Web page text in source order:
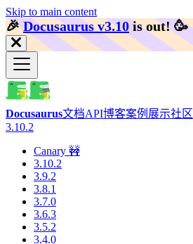
Skip to main content
🎉️Docusaurus v3.10 is out! 🥳️
Docusaurus文档API博客案例展示社区
3.10.2
Canary 🚧
3.10.2
3.9.2
3.8.1
3.7.0
3.6.3
3.5.2
3.4.0